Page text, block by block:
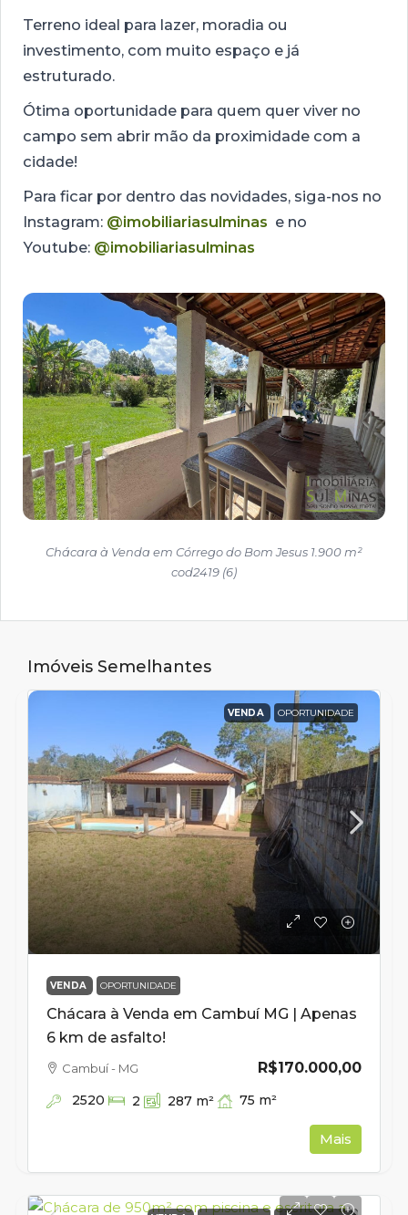
Terreno ideal para lazer, moradia ou
investimento, com muito espaço e já
estruturado.
Ótima oportunidade para quem quer viver no
campo sem abrir mão da proximidade com a
cidade!
Para ficar por dentro das novidades, siga-nos no
Instagram: @imobiliariasulminas e no
Youtube: @imobiliariasulminas
Chácara à Venda em Córrego do Bom Jesus 1.900 m²
cod2419 (6)
Imóveis Semelhantes
VENDA OPORTUNIDADE
VENDA OPORTUNIDADE
Chácara à Venda em Cambuí MG | Apenas
6 km de asfalto!
R$170.000,00
Cambuí - MG
2520 2 287 m² 75 m²
Mais